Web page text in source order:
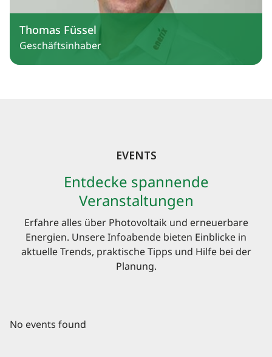
Thomas Füssel
Geschäftsinhaber
EVENTS
Entdecke spannende
Veranstaltungen
Erfahre alles über Photovoltaik und erneuerbare
Energien. Unsere Infoabende bieten Einblicke in
aktuelle Trends, praktische Tipps und Hilfe bei der
Planung.
No events found